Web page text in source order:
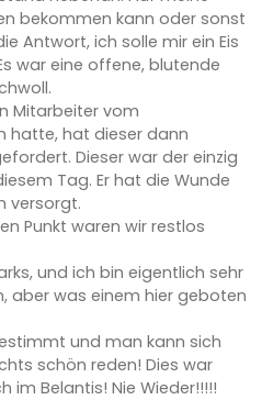
bekommen kann oder sonst
Antwort, ich solle mir ein Eis
war eine offene, blutende
Mitarbeiter vom
hatte, hat dieser dann
Dieser war der einzig
Tag. Er hat die Wunde
versorgt.
Punkt waren wir restlos
und ich bin eigentlich sehr
aber was einem hier geboten
und man kann sich
schön reden! Dies war
im Belantis! Nie Wieder!!!!!